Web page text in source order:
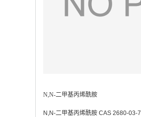
N,N-二甲基丙烯酰胺
N,N-二甲基丙烯酰胺 CAS 2680-03-7